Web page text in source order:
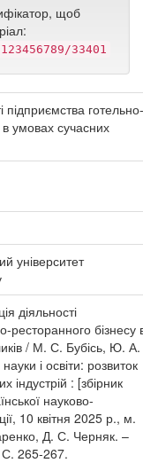
щоб
33401
підприємства готельно-
в умовах сучасних
університет
діяльності
ресторанного бізнесу
/ М. С. Бубісь, Ю. А.
і освіти: розвиток
індустрій : [збірник
науково-
10 квітня 2025 р., м.
Д. С. Черняк. –
265-267.